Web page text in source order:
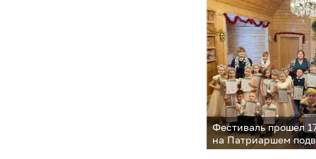
Фестиваль прошел
на Патриаршем
Дмитровское